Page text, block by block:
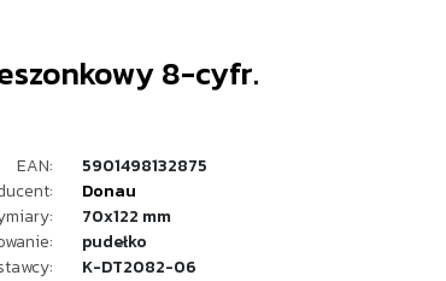
8-cyfr.
EAN:
5901498132875
Donau
70x122 mm
pudełko
K-DT2082-06